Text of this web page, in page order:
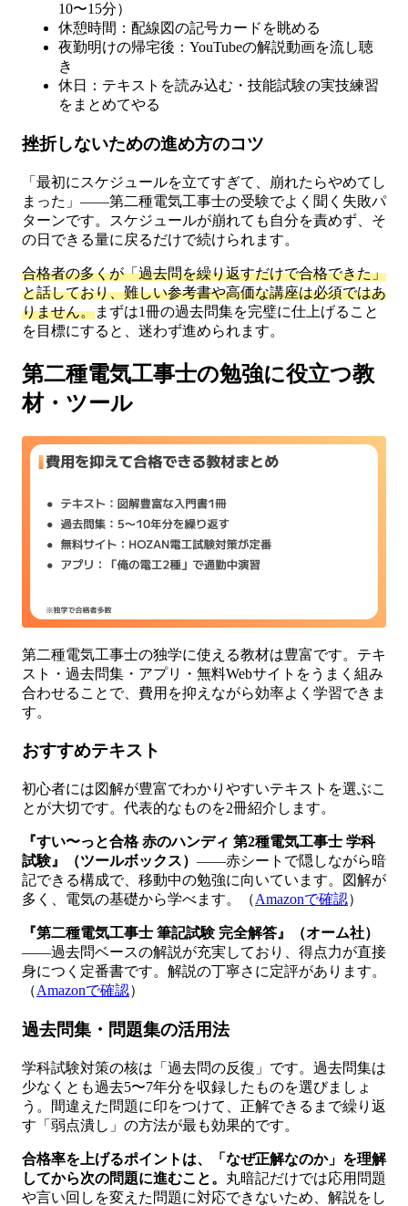
10〜15分）
休憩時間：配線図の記号カードを眺める
夜勤明けの帰宅後：YouTubeの解説動画を流し聴
き
休日：テキストを読み込む・技能試験の実技練習
をまとめてやる
挫折しないための進め方のコツ
「最初にスケジュールを立てすぎて、崩れたらやめてし
まった」——第二種電気工事士の受験でよく聞く失敗パ
ターンです。スケジュールが崩れても自分を責めず、そ
の日できる量に戻るだけで続けられます。
合格者の多くが「過去問を繰り返すだけで合格できた」
と話しており、難しい参考書や高価な講座は必須ではあ
りません。まずは1冊の過去問集を完璧に仕上げること
を目標にすると、迷わず進められます。
第二種電気工事士の勉強に役立つ教
材・ツール
第二種電気工事士の独学に使える教材は豊富です。テキ
スト・過去問集・アプリ・無料Webサイトをうまく組み
合わせることで、費用を抑えながら効率よく学習できま
す。
おすすめテキスト
初心者には図解が豊富でわかりやすいテキストを選ぶこ
とが大切です。代表的なものを2冊紹介します。
『すい〜っと合格 赤のハンディ 第2種電気工事士 学科
試験』（ツールボックス） ——赤シートで隠しながら暗
記できる構成で、移動中の勉強に向いています。図解が
多く、電気の基礎から学べます。（Amazonで確認）
『第二種電気工事士 筆記試験 完全解答』（オーム社）
——過去問ベースの解説が充実しており、得点力が直接
身につく定番書です。解説の丁寧さに定評があります。
（Amazonで確認）
過去問集・問題集の活用法
学科試験対策の核は「過去問の反復」です。過去問集は
少なくとも過去5〜7年分を収録したものを選びましょ
う。間違えた問題に印をつけて、正解できるまで繰り返
す「弱点潰し」の方法が最も効果的です。
合格率を上げるポイントは、「なぜ正解なのか」を理解
してから次の問題に進むこと。 丸暗記だけでは応用問題
や言い回しを変えた問題に対応できないため、解説をし